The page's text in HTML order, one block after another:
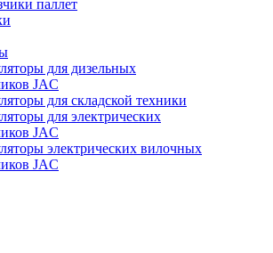
паллет
для дизельных
JAC
для складской техники
для электрических
JAC
электрических вилочных
JAC